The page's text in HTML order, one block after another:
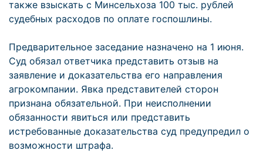
также взыскать с Минсельхоза 100 тыс. рублей
судебных расходов по оплате госпошлины.
Предварительное заседание назначено на 1 июня.
Суд обязал ответчика представить отзыв на
заявление и доказательства его направления
агрокомпании. Явка представителей сторон
признана обязательной. При неисполнении
обязанности явиться или представить
истребованные доказательства суд предупредил о
возможности штрафа.